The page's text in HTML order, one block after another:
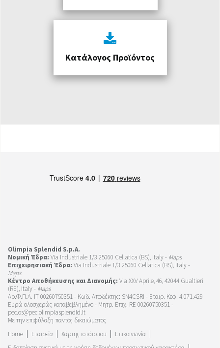
Κατάλογος Προϊόντος
Olimpia Splendid S.p.A.
Νομική Έδρα: Via Industriale 1/3 25060 Cellatica (BS), Italy - Maps
Επιχειρησιακή Έδρα: Via Industriale 1/3 25060 Cellatica (BS), Italy -
Maps
Κέντρο Αποθήκευσης και Διανομής: Via XXV Aprile, 46, 42044 Gualtieri
(RE), Italy - Maps
Αρ.Φ.Π.Α. IT 00260750351 - Κωδ. Αποδέκτης: SN4CSRI - Εταιρ. Κεφ. 4.071.429
Ευρώ ολοσχερώς καταβεβλημένο - Μητρ. Επιχ. RE 00260750351 -
pec.os@pec.olimpiasplendid.it
Με την επιφύλαξη παντός δικαιώματος
Home
Εταιρεία Χάρτης ιστότοπου
Επικοινωνία